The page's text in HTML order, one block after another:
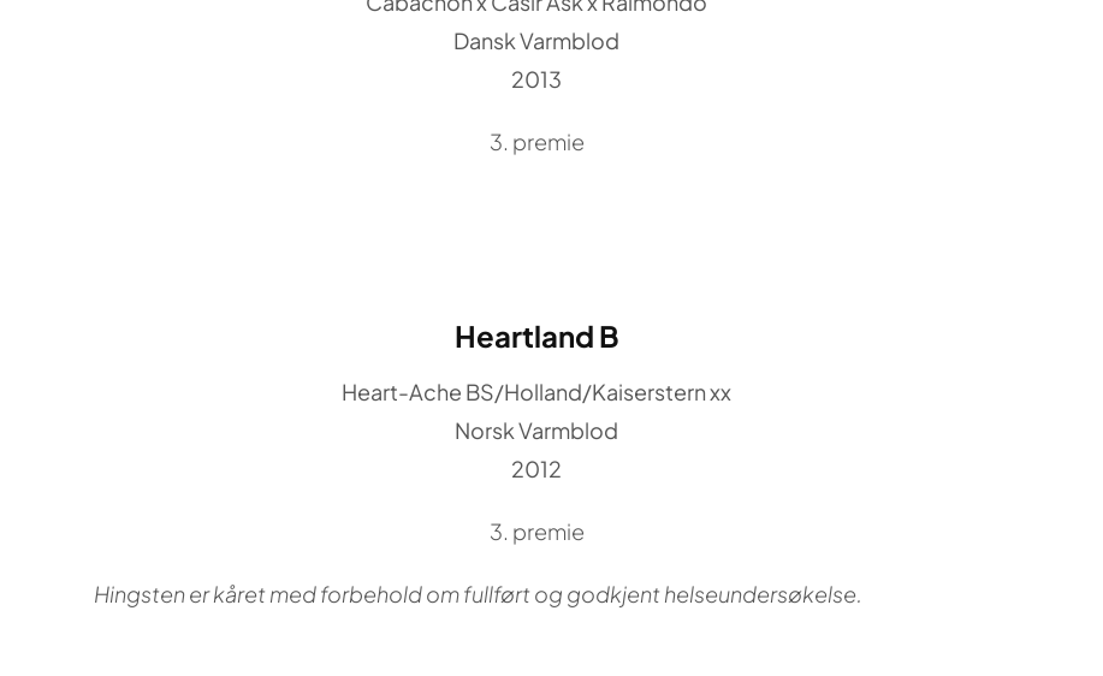
Dansk Varmblod
2013
3. premie
Heartland B
Heart-Ache BS/Holland/Kaiserstern xx
Norsk Varmblod
2012
3. premie
Hingsten er kåret med forbehold om fullført og godkjent helseundersøkelse.